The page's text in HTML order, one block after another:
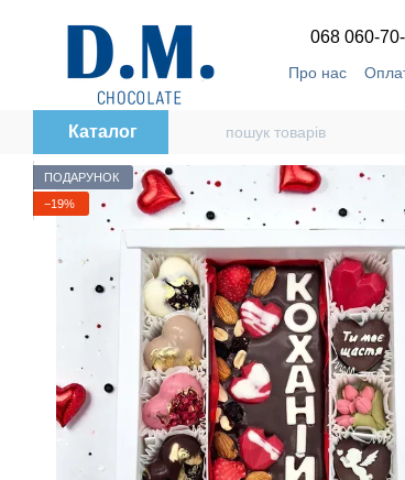
068 060-
Про нас
Каталог
ПОДАРУНОК
−19%